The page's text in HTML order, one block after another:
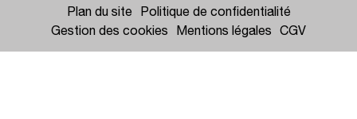
Plan du site
Politique de confidentialité
Gestion des cookies
Mentions légales CGV